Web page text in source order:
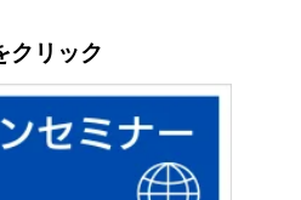
クリック